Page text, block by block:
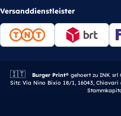
Versanddienstleister
🇮🇹 Italienisches Unternehmen.
Burger Print®gehoert zu INK srl
Sitz: Via Nino Bixio 18/1, 16043, Chiavari